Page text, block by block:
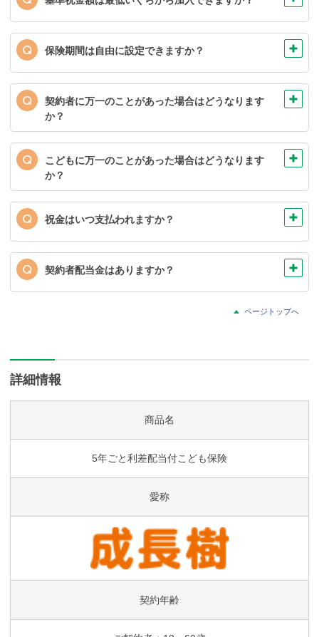
※被保険者となられるお子さまの出産予定日が140日以内であれ
ば、出生前加入特則を適用してご契約いただくことができます。
基準祝金額50万円から、10万円単位で設定いただけま
す。
※お申込みの内容によってはご加入できない場合もあります。
保険期間は自由に設定できますか？
いいえ、保険期間は22歳満期(被保険者)のみとなります。
契約者に万一のことがあった場合はどうなります
か？
ご契約者が死亡または高度障害状態になられたときに
は、養育年金を保険期間満了まで毎年お支払いします。
養育年金の金額は、基準祝金額の50％相当額です。
養育年金が支払われたとき、またはご契約者が責任開始
期以後に発生した不慮の事故による傷害を直接の原因と
して、その事故の日から起算して180日以内に所定の身体
こどもに万一のことがあった場合はどうなります
か？
お子さまが不慮の事故から180日以内に死亡されたとき、
または所定の感染症により死亡されたときは災害死亡保
祝金はいつ支払われますか？
祝金はつぎの場合にお支払いいたします。
・被保険者（お子さま）がつぎの満年齢に達した直後の2
5歳10か月 20% (なし)
14歳10か月 50%
・被保険者（お子さま）が18歳の年単位の契約応当日に
契約者配当金はありますか？
ます。
・契約者配当金は今後のお支払いをお約束するものでは
ページトップへ
詳細情報
商品名
5年ごと利差配当付こども保険
愛称
契約年齢